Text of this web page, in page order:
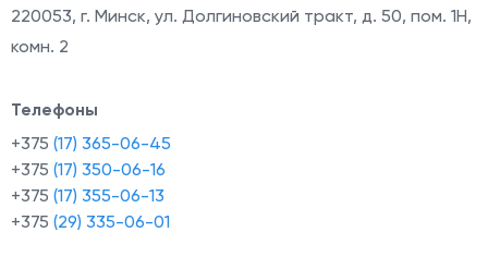
220053, г. Минск, ул. Долгиновский тракт, д. 50, пом. 1Н,
комн. 2
Телефоны
+375 (17) 365-06-45
+375 (17) 350-06-16
+375 (17) 355-06-13
+375 (29) 335-06-01